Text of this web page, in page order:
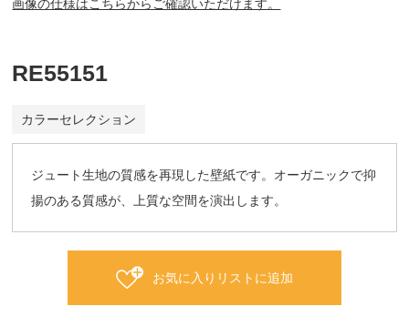
画像の仕様はこちらからご確認いただけます。
RE55151
カラーセレクション
ジュート生地の質感を再現した壁紙です。オーガニックで抑
揚のある質感が、上質な空間を演出します。
お気に入りリストに追加